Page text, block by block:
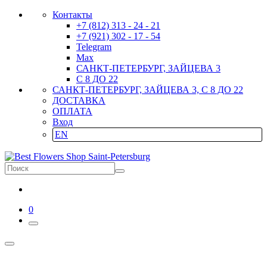
Контакты
+7 (812) 313 - 24 - 21
+7 (921) 302 - 17 - 54
Telegram
Max
САНКТ-ПЕТЕРБУРГ, ЗАЙЦЕВА 3
С 8 ДО 22
САНКТ-ПЕТЕРБУРГ, ЗАЙЦЕВА 3, С 8 ДО 22
ДОСТАВКА
ОПЛАТА
Вход
EN
0